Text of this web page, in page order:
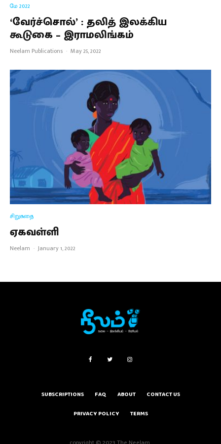
மே 2022
‘வேர்ச்சொல்’ : தலித் இலக்கிய
கூடுகை – இராமலிங்கம்
Neelam Publications · May 25, 2022
சிறுகதை
ஏகவள்ளி
Neelam · January 1, 2022
SUBSCRIPTIONS FAQ ABOUT CONTACT US
PRIVACY POLICY TERMS